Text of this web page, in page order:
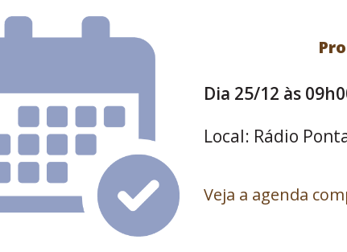
Dia 25/12 às
Local: Rádio
Veja a agenda